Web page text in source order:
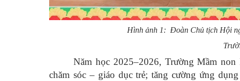
Hình ảnh 1: Đoàn Chủ tịch Hội
Năm học 2025–2026, Trường Mầm
chăm sóc – giáo dục trẻ; tăng cường ứng